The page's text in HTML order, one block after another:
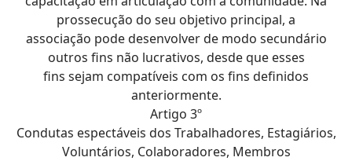
prossecução do seu objetivo principal, a
associação pode desenvolver de modo secundário
outros fins não lucrativos, desde que esses
fins sejam compatíveis com os fins definidos
anteriormente.
Artigo 3º
Condutas espectáveis dos Trabalhadores, Estagiários,
Voluntários, Colaboradores, Membros